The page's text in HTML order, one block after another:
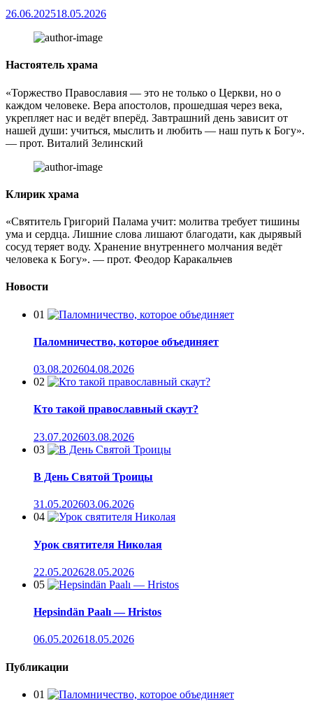
26.06.202518.05.2026
Настоятель храма
«Торжество Православия — это не только о Церкви, но о
каждом человеке. Вера апостолов, прошедшая через века,
укрепляет нас и ведёт вперёд. Завтрашний день зависит от
нашей души: учиться, мыслить и любить — наш путь к Богу».
— прот. Виталий Зелинский
Клирик храма
«Святитель Григорий Палама учит: молитва требует тишины
ума и сердца. Лишние слова лишают благодати, как дырявый
сосуд теряет воду. Хранение внутреннего молчания ведёт
человека к Богу». — прот. Феодор Каракальчев
Новости
01
Паломничество, которое объединяет
03.08.202604.08.2026
02
Кто такой православный скаут?
23.07.202603.08.2026
03
В День Святой Троицы
31.05.202603.06.2026
04
Урок святителя Николая
22.05.202628.05.2026
05
Hepsindän Paalı — Hristos
06.05.202618.05.2026
Публикации
01